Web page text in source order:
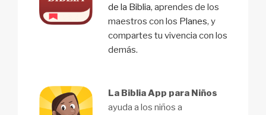
de la Biblia, aprendes de los
maestros con los Planes, y
compartes tu vivencia con los
demás.
La Biblia App para Niños
ayuda a los niños a